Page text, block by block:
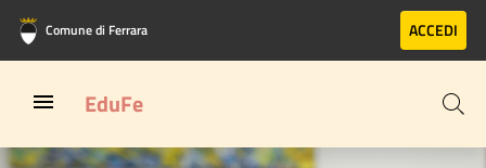
Vai al contenuto principale
Vai al footer
Comune di Ferrara ACCEDI
EduFe